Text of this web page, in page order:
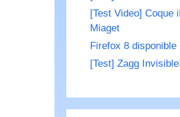
[Test Video] Coque
Miaget
Firefox 8 disponible
[Test] Zagg